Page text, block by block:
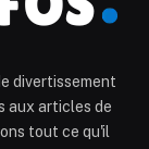
divertissement
aux articles de
tout ce qu'il